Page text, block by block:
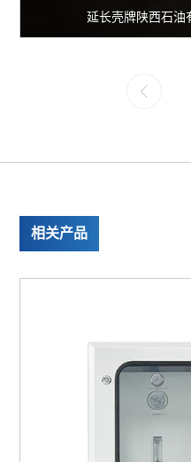
延长壳牌陕西石油
相关产品